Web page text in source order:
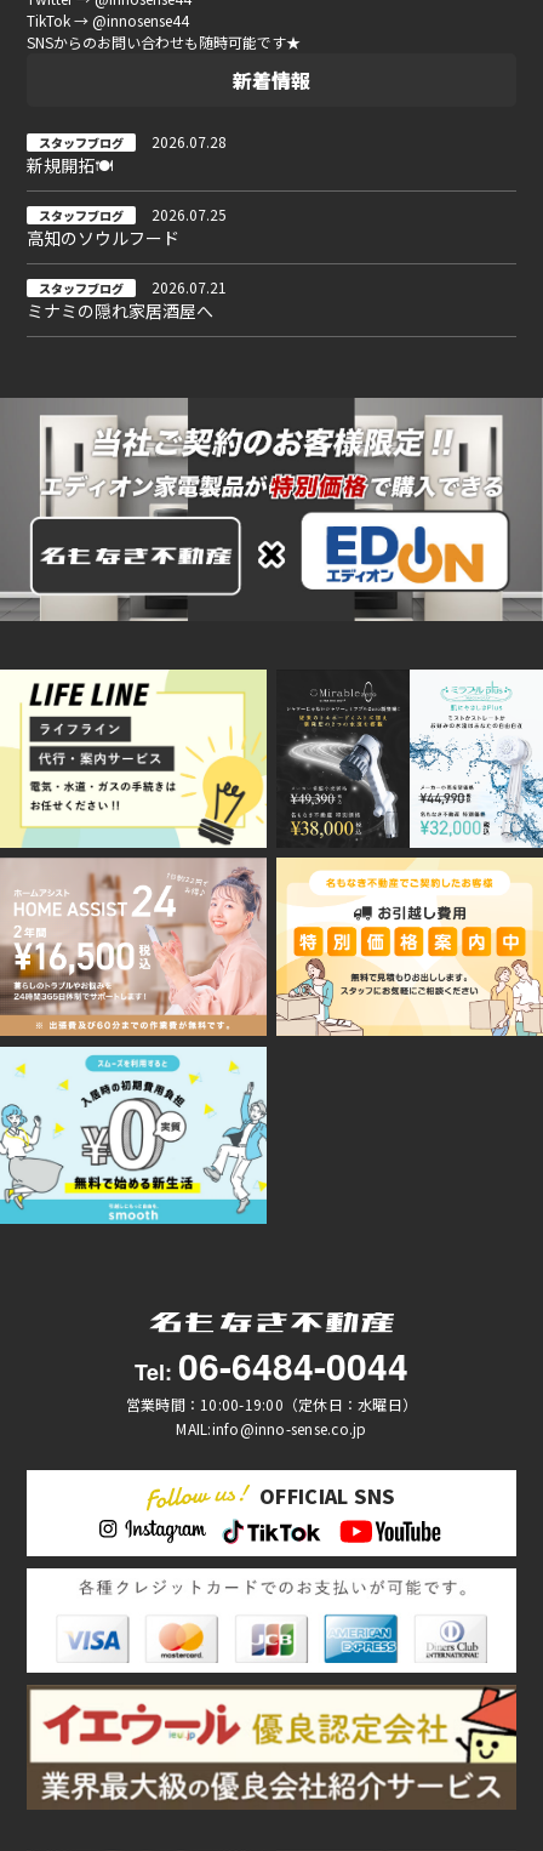
TikTok → @innosense44
SNSからのお問い合わせも随時可能です★
新着情報
スタッフブログ 2026.07.28
新規開拓🍽
スタッフブログ 2026.07.25
高知のソウルフード
スタッフブログ 2026.07.21
ミナミの隠れ家居酒屋へ
Tel: 06-6484-0044
営業時間：10:00-19:00（定休日：水曜日）
MAIL:info@inno-sense.co.jp
OFFICIAL SNS